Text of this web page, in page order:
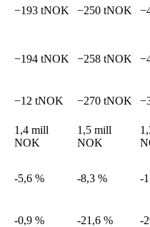
−193 tNOK −250 tNOK
−194 tNOK −258 tNOK
−12 tNOK −270 tNOK
1,4 mill
NOK
1,5 mill
NOK
-5,6 % -8,3 % -
-0,9 % -21,6 % -